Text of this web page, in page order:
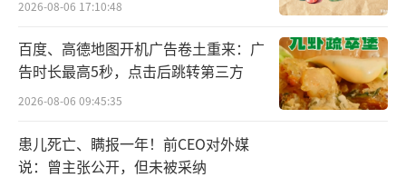
就业绩发展相关问题，北京商报记者对贝
泰妮进行采访，但截至发稿未收到回复。
对于贝泰妮而言，长久发展的关键是能否
找到主品牌之外的第二增长点。
2026-08-06 17:10:48
百度、高德地图开机广告卷土重来：广
告时长最高5秒，点击后跳转第三方
2026-08-06 09:45:35
患儿死亡、瞒报一年！前CEO对外媒
说：曾主张公开，但未被采纳